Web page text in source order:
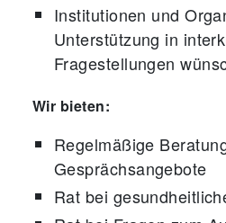
Institutionen und
Unterstützung in
Fragestellungen
Wir bieten:
Regelmäßige
Gesprächsangebote
Rat bei